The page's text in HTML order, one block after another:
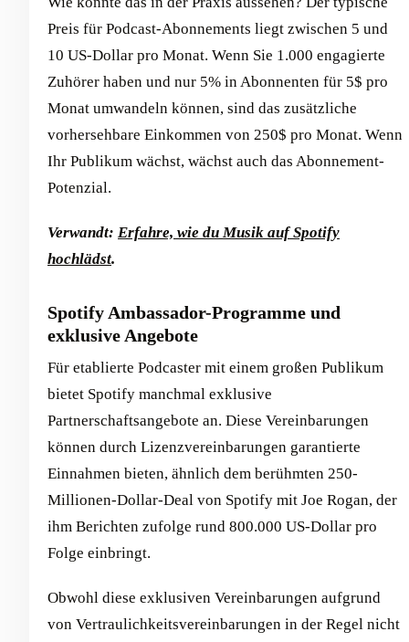
Preis für Podcast-Abonnements liegt zwischen 5 und
10 US-Dollar pro Monat. Wenn Sie 1.000 engagierte
Zuhörer haben und nur 5% in Abonnenten für 5$ pro
Monat umwandeln können, sind das zusätzliche
vorhersehbare Einkommen von 250$ pro Monat. Wenn
Ihr Publikum wächst, wächst auch das Abonnement-
Potenzial.
Verwandt: Erfahre, wie du Musik auf Spotify
hochlädst.
Spotify Ambassador-Programme und
exklusive Angebote
Für etablierte Podcaster mit einem großen Publikum
bietet Spotify manchmal exklusive
Partnerschaftsangebote an. Diese Vereinbarungen
können durch Lizenzvereinbarungen garantierte
Einnahmen bieten, ähnlich dem berühmten 250-
Millionen-Dollar-Deal von Spotify mit Joe Rogan, der
ihm Berichten zufolge rund 800.000 US-Dollar pro
Folge einbringt.
Obwohl diese exklusiven Vereinbarungen aufgrund
von Vertraulichkeitsvereinbarungen in der Regel nicht